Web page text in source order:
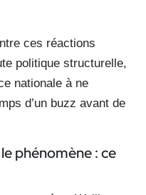
ces réactions
politique structurelle,
nationale à ne
d’un buzz avant de
phénomène : ce